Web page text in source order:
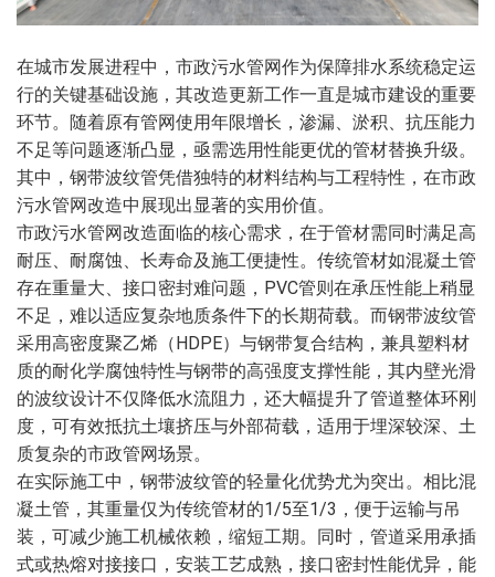
在城市发展进程中，市政污水管网作为保障排水系统稳定运
行的关键基础设施，其改造更新工作一直是城市建设的重要
环节。随着原有管网使用年限增长，渗漏、淤积、抗压能力
不足等问题逐渐凸显，亟需选用性能更优的管材替换升级。
其中，钢带波纹管凭借独特的材料结构与工程特性，在市政
污水管网改造中展现出显著的实用价值。
市政污水管网改造面临的核心需求，在于管材需同时满足高
耐压、耐腐蚀、长寿命及施工便捷性。传统管材如混凝土管
存在重量大、接口密封难问题，PVC管则在承压性能上稍显
不足，难以适应复杂地质条件下的长期荷载。而钢带波纹管
采用高密度聚乙烯（HDPE）与钢带复合结构，兼具塑料材
质的耐化学腐蚀特性与钢带的高强度支撑性能，其内壁光滑
的波纹设计不仅降低水流阻力，还大幅提升了管道整体环刚
度，可有效抵抗土壤挤压与外部荷载，适用于埋深较深、土
质复杂的市政管网场景。
在实际施工中，钢带波纹管的轻量化优势尤为突出。相比混
凝土管，其重量仅为传统管材的1/5至1/3，便于运输与吊
装，可减少施工机械依赖，缩短工期。同时，管道采用承插
式或热熔对接接口，安装工艺成熟，接口密封性能优异，能